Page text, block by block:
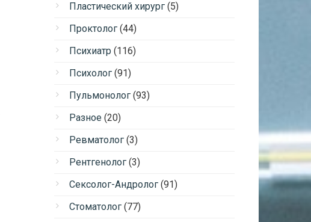
Пластический хирург (5)
Проктолог (44)
Психиатр (116)
Психолог (91)
Пульмонолог (93)
Разное (20)
Ревматолог (3)
Рентгенолог (3)
Сексолог-Андролог (91)
Стоматолог (77)